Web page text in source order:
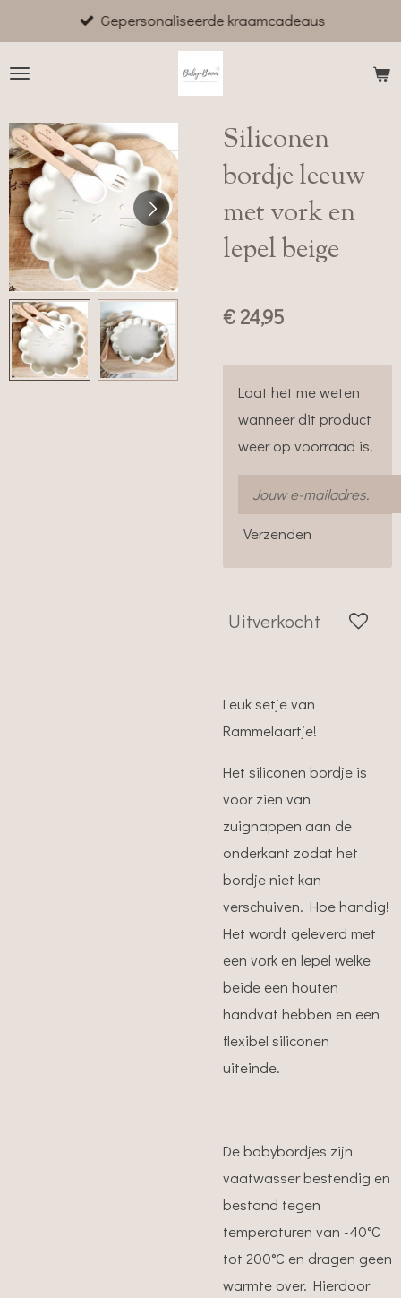
direct
naar
hoofdinhoud
Gepersonaliseerde kraamcadeaus
Siliconen
bordje leeuw
met vork en
lepel beige
€ 24,95
Laat het me weten
wanneer dit product
weer op voorraad is.
Verzenden
Uitverkocht
Leuk setje van
Rammelaartje!
Het siliconen bordje is
voor zien van
zuignappen aan de
onderkant zodat het
bordje niet kan
verschuiven. Hoe handig!
Het wordt geleverd met
een vork en lepel welke
beide een houten
handvat hebben en een
flexibel siliconen
uiteinde.
De babybordjes zijn
vaatwasser bestendig en
bestand tegen
temperaturen van -40°C
tot 200°C en dragen geen
warmte over. Hierdoor